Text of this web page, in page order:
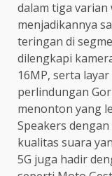
dalam tiga
menjadikannya
teringan di
dilengkapi
16MP, serta
perlindungan
menonton yang
Speakers
kualitas suara
5G juga hadir